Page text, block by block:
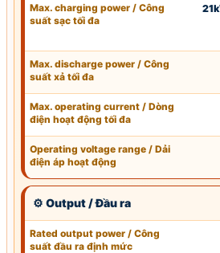
Max. charging power / Công
suất sạc tối đa
Max. discharge power / Công
suất xả tối đa
Max. operating current / Dòng
điện hoạt động tối đa
Operating voltage range / Dải
điện áp hoạt động
⚙ Output / Đầu ra
Rated output power / Công
suất đầu ra định mức